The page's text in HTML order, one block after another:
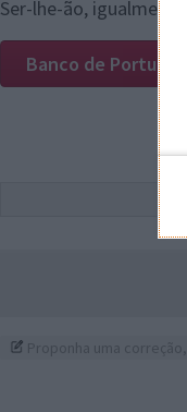
Ser-lhe-ão,
Banco de Portugal